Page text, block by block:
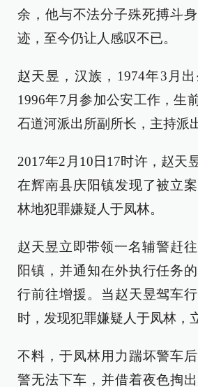
余，他与不法分子殊死搏斗
迹，至今仍让人感叹不已。
赵天昱，汉族，1974年3月出
1996年7月参加公安工作，生
石道河派出所副所长，主持派
2017年2月10日17时许，赵天
在辉南县庆阳镇发现了被立
林地犯罪嫌疑人于凤林。
赵天昱立即带领一名辅警赶
阳镇，并通知在外执行任务
行前往增援。当赵天昱驾车
时，发现犯罪嫌疑人于凤林，
不料，于凤林用力踹坏警车
警无法下车，并借着夜色掏